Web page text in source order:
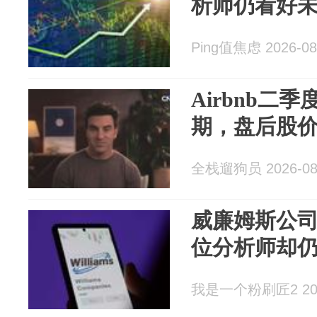
析师仍看好
Ping值焦虑 2026-
Airbnb二季
期，盘后股
全栈遛狗员 2026-
威廉姆斯公
位分析师却
我是一个粉刷匠2